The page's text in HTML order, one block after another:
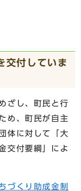
交付していま
ざし、町民と行
め、町民が自主
体に対して「大
交付要綱」によ
づくり助成金制